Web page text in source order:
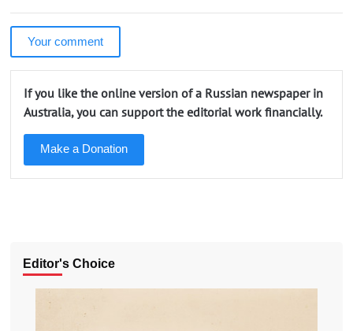
Your comment
If you like the online version of a Russian newspaper in
Australia, you can support the editorial work financially.
Make a Donation
Editor's Choice